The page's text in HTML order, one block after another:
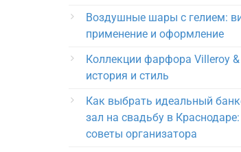
Воздушные шары с гелием:
применение и оформление
Коллекции фарфора Villeroy &
история и стиль
Как выбрать идеальный
зал на свадьбу в Краснодаре:
советы организатора